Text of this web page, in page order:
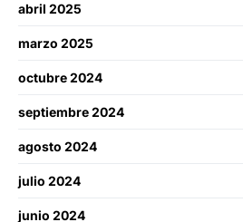
abril 2025
marzo 2025
octubre 2024
septiembre 2024
agosto 2024
julio 2024
junio 2024